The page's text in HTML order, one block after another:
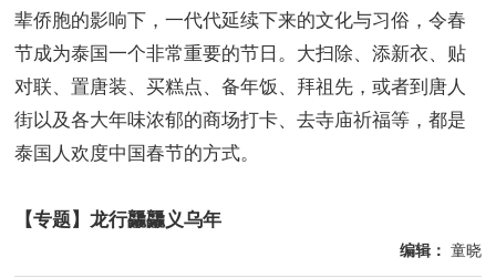
辈侨胞的影响下，一代代延续下来的文化与习俗，令春
节成为泰国一个非常重要的节日。大扫除、添新衣、贴
对联、置唐装、买糕点、备年饭、拜祖先，或者到唐人
街以及各大年味浓郁的商场打卡、去寺庙祈福等，都是
泰国人欢度中国春节的方式。
【专题】龙行龘龘义乌年
编辑： 童晓